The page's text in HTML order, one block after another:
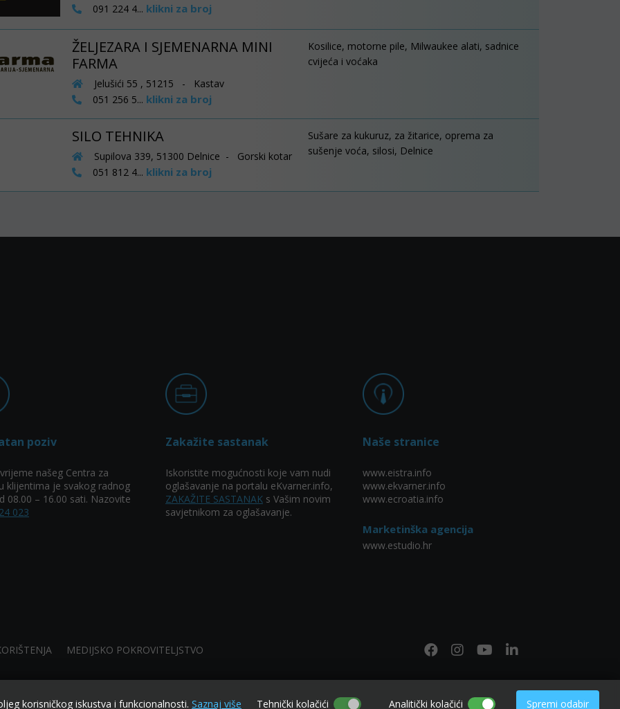
091 224 4... klikni za broj
ŽELJEZARA I SJEMENARNA MINI
FARMA
Jelušići 55 , 51215 - Kastav
051 256 5... klikni za broj
Kosilice, motorne pile, Milwaukee alati, sadnice
cvijeća i voćaka
SILO TEHNIKA
Supilova 339, 51300 Delnice - Gorski kotar
051 812 4... klikni za broj
Sušare za kukuruz, za žitarice, oprema za
sušenje voća, silosi, Delnice
poziv
našeg Centra za
klijentima je svakog radnog
08.00 – 16.00 sati. Nazovite
023
Zakažite sastanak
Iskoristite mogućnosti koje vam nudi
oglašavanje na portalu eKvarner.info,
ZAKAŽITE SASTANAK s Vašim novim
savjetnikom za oglašavanje.
Naše stranice
www.eistra.info
www.ekvarner.info
www.ecroatia.info
Marketinška agencija
www.estudio.hr
MEDIJSKO POKROVITELJSTVO
korisničkog iskustva i funkcionalnosti. Saznaj više Tehnički kolačići Analitički kolačići Spremi odabir